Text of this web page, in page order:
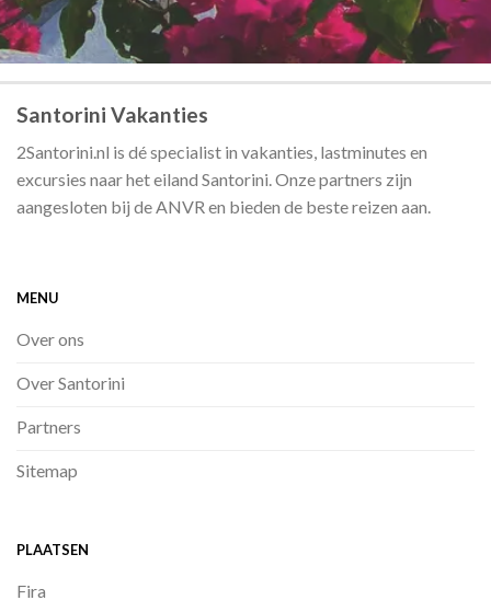
Santorini Vakanties
2Santorini.nl is dé specialist in vakanties, lastminutes en
excursies naar het eiland Santorini. Onze partners zijn
aangesloten bij de ANVR en bieden de beste reizen aan.
MENU
Over ons
Over Santorini
Partners
Sitemap
PLAATSEN
Fira